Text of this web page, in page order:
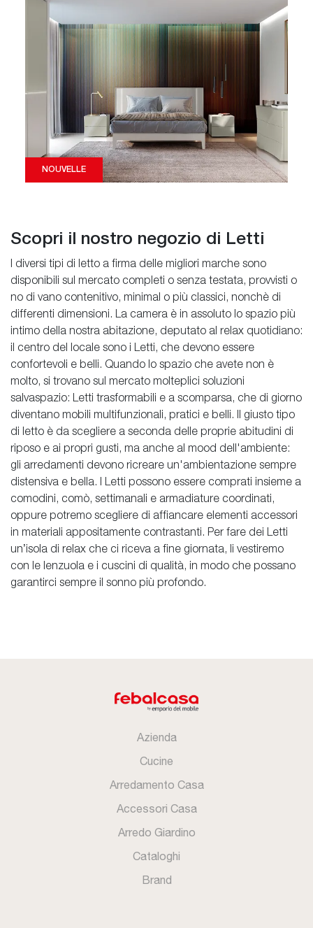
NOUVELLE
Scopri il nostro negozio di Letti
I diversi tipi di letto a firma delle migliori marche sono
disponibili sul mercato completi o senza testata, provvisti o
no di vano contenitivo, minimal o più classici, nonchè di
differenti dimensioni. La camera è in assoluto lo spazio più
intimo della nostra abitazione, deputato al relax quotidiano:
il centro del locale sono i Letti, che devono essere
confortevoli e belli. Quando lo spazio che avete non è
molto, si trovano sul mercato molteplici soluzioni
salvaspazio: Letti trasformabili e a scomparsa, che di giorno
diventano mobili multifunzionali, pratici e belli. Il giusto tipo
di letto è da scegliere a seconda delle proprie abitudini di
riposo e ai propri gusti, ma anche al mood dell'ambiente:
gli arredamenti devono ricreare un'ambientazione sempre
distensiva e bella. I Letti possono essere comprati insieme a
comodini, comò, settimanali e armadiature coordinati,
oppure potremo scegliere di affiancare elementi accessori
in materiali appositamente contrastanti. Per fare dei Letti
un’isola di relax che ci riceva a fine giornata, li vestiremo
con le lenzuola e i cuscini di qualità, in modo che possano
garantirci sempre il sonno più profondo.
Azienda
Cucine
Arredamento Casa
Accessori Casa
Arredo Giardino
Cataloghi
Brand